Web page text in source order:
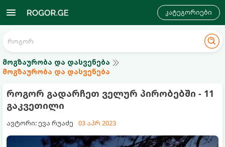
კატეგორიები
მოგზაურობა და დასვენება
მოგზაურობა და დასვენება
როგორ გადარჩეთ ველურ პირობებში - 11
გაკვეთილი
ავტორი: ევა რუაძე 03 აპრ 2023